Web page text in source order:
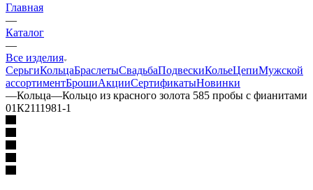
Главная
—
Каталог
—
Все изделия
СерьгиКольцаБраслетыСвадьбаПодвескиКольеЦепиМужской
ассортиментБрошиАкцииСертификатыНовинки
—Кольца—Кольцо из красного золота 585 пробы с фианитами
01К2111981-1